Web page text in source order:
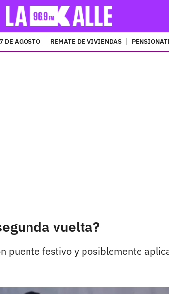
DE AGOSTO REMATE DE VIVIENDAS
vuelta?
puente festivo y posiblemente